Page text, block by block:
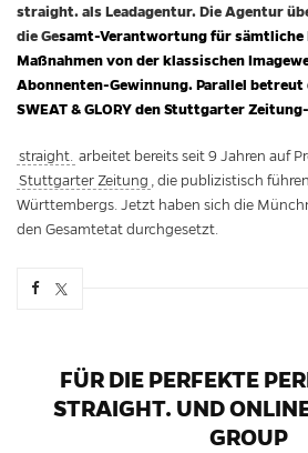
straight. als Leadagentur. Die Agentur
die Gesamt-Verantwortung für sämtliche
Maßnahmen von der klassischen
Abonnenten-Gewinnung. Parallel
SWEAT & GLORY den Stuttgarter
straight. arbeitet bereits seit 9 Jahren auf
Stuttgarter Zeitung , die publizistisch
Württembergs. Jetzt haben sich die
den Gesamtetat durchgesetzt.
FÜR DIE PERFEKTE
STRAIGHT. UND
GROUP